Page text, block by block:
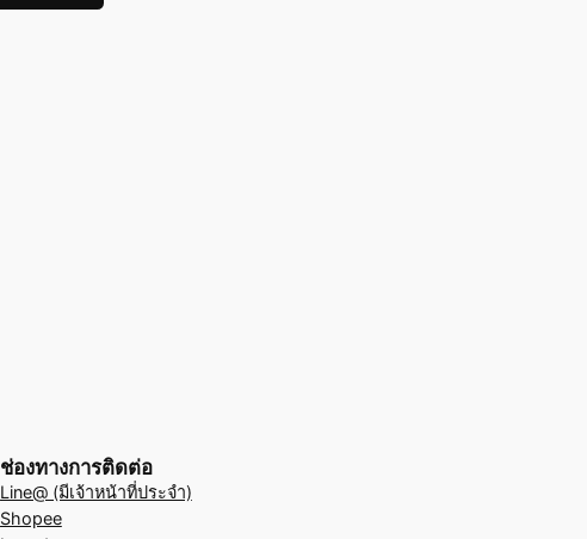
ช่องทางการติดต่อ
Line@ (มีเจ้าหน้าที่ประจำ)
Shopee